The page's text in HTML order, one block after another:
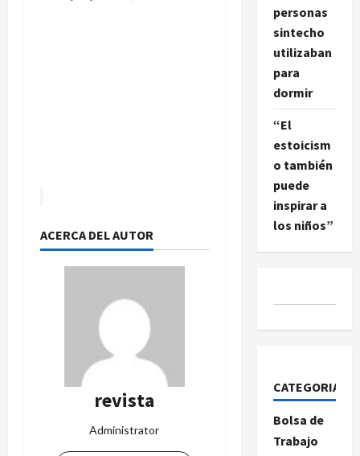
ACERCA DEL AUTOR
revista
Administrator
personas
sintecho
utilizaban
para
dormir
“El
estoicism
o también
puede
inspirar a
los niños”
CATEGORIAS
Bolsa de
Trabajo